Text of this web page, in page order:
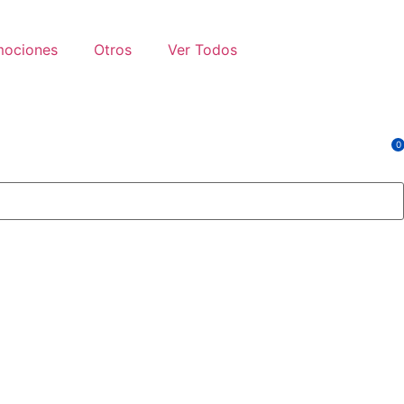
Otros Ver Todos
0